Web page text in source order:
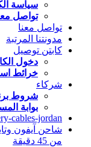
سياسة
تواصل
تواصل معنا
مدونتنا المرتبة
كابتن توصيل
دخول
خرائط
شركاء
شروط
بوابة
cables-jordan
شاحن آيفون
من 45 دقيقة